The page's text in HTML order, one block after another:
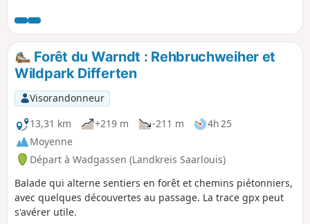
Forêt du Warndt : Rehbruchweiher et
Wildpark Differten
Visorandonneur
13,31 km
+219 m -211 m
4h 25
Moyenne
Départ à Wadgassen (Landkreis Saarlouis)
Balade qui alterne sentiers en forêt et chemins piétonniers,
avec quelques découvertes au passage. La trace gpx peut
s'avérer utile.